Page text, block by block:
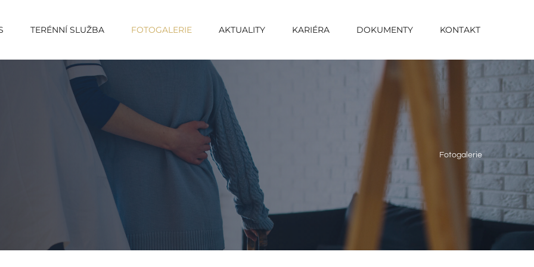
TERÉNNÍ SLUŽBA FOTOGALERIE AKTUALITY KARIÉRA DOKUMENTY KONTAKT
Fotogalerie